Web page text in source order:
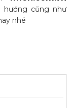
hướng cũng như
nhé